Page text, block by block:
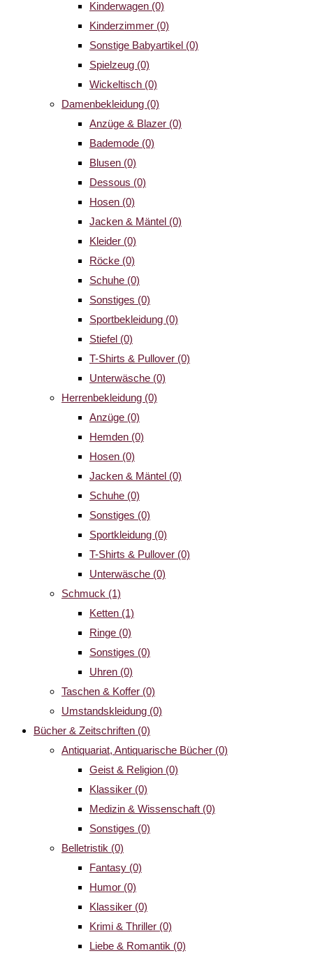
Kinderwagen (0)
Kinderzimmer (0)
Sonstige Babyartikel (0)
Spielzeug (0)
Wickeltisch (0)
Damenbekleidung (0)
Anzüge & Blazer (0)
Bademode (0)
Blusen (0)
Dessous (0)
Hosen (0)
Jacken & Mäntel (0)
Kleider (0)
Röcke (0)
Schuhe (0)
Sonstiges (0)
Sportbekleidung (0)
Stiefel (0)
T-Shirts & Pullover (0)
Unterwäsche (0)
Herrenbekleidung (0)
Anzüge (0)
Hemden (0)
Hosen (0)
Jacken & Mäntel (0)
Schuhe (0)
Sonstiges (0)
Sportkleidung (0)
T-Shirts & Pullover (0)
Unterwäsche (0)
Schmuck (1)
Ketten (1)
Ringe (0)
Sonstiges (0)
Uhren (0)
Taschen & Koffer (0)
Umstandskleidung (0)
Bücher & Zeitschriften (0)
Antiquariat, Antiquarische Bücher (0)
Geist & Religion (0)
Klassiker (0)
Medizin & Wissenschaft (0)
Sonstiges (0)
Belletristik (0)
Fantasy (0)
Humor (0)
Klassiker (0)
Krimi & Thriller (0)
Liebe & Romantik (0)